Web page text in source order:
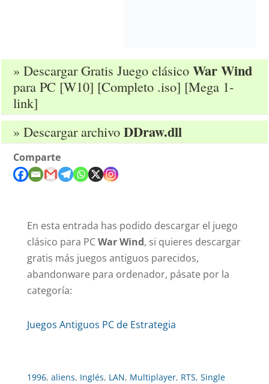
» Descargar Gratis Juego clásicoWar Wind
para PC [W10] [Completo .iso] [Mega 1-
link]
» Descargar archivoDDraw.dll
Comparte
En esta entrada has podido descargar el juego
clásico para PCWar Wind, si quieres descargar
gratis más juegos antiguos parecidos,
abandonware para ordenador, pásate por la
categoría:
Juegos Antiguos PC de Estrategia
1996, aliens, Inglés, LAN, Multiplayer, RTS, Single